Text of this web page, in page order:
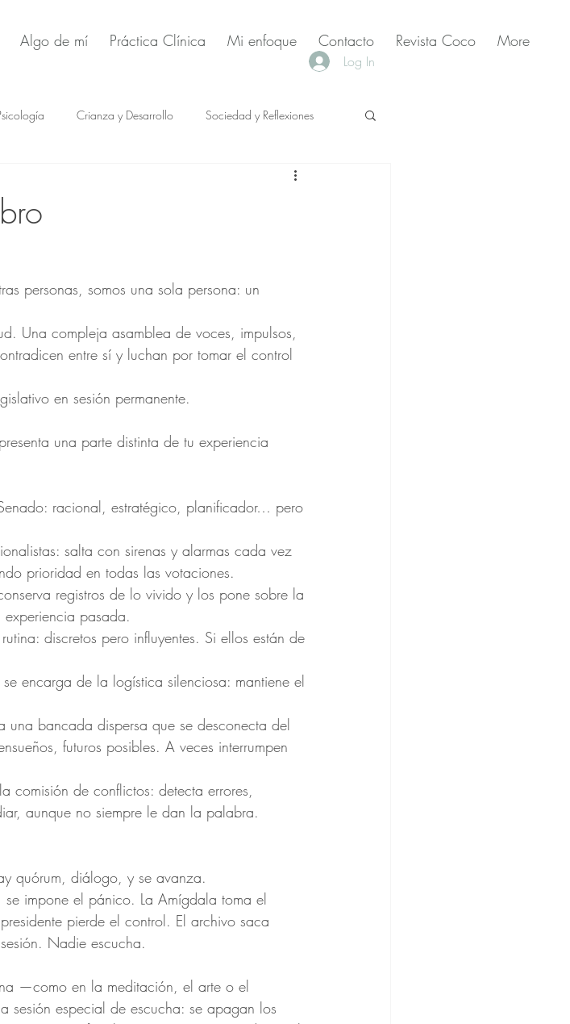
Algo de mí Práctica Clínica Mi enfoque Contacto Revista Coco More
Log In
Crianza y Desarrollo Sociedad y Reflexiones
personas, somos una sola persona: un
Una compleja asamblea de voces, impulsos,
entre sí y luchan por tomar el control
en sesión permanente.
una parte distinta de tu experiencia
racional, estratégico, planificador… pero
salta con sirenas y alarmas cada vez
prioridad en todas las votaciones.
registros de lo vivido y los pone sobre la
pasada.
discretos pero influyentes. Si ellos están de
encarga de la logística silenciosa: mantiene el
una bancada dispersa que se desconecta del
futuros posibles. A veces interrumpen
comisión de conflictos: detecta errores,
aunque no siempre le dan la palabra.
quórum, diálogo, y se avanza.
impone el pánico. La Amígdala toma el
pierde el control. El archivo saca
Nadie escucha.
—como en la meditación, el arte o el
sesión especial de escucha: se apagan los